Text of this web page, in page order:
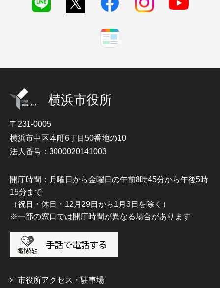
横浜市役所
〒231-0005
横浜市中区本町6丁目50番地の10
法人番号：3000020141003
開庁時間：月曜日から金曜日の午前8時45分から午後5時
15分まで
（祝日・休日・12月29日から1月3日を除く）
※一部の窓口では開庁時間が異なる場合があります
市役所アクセス・駐車場